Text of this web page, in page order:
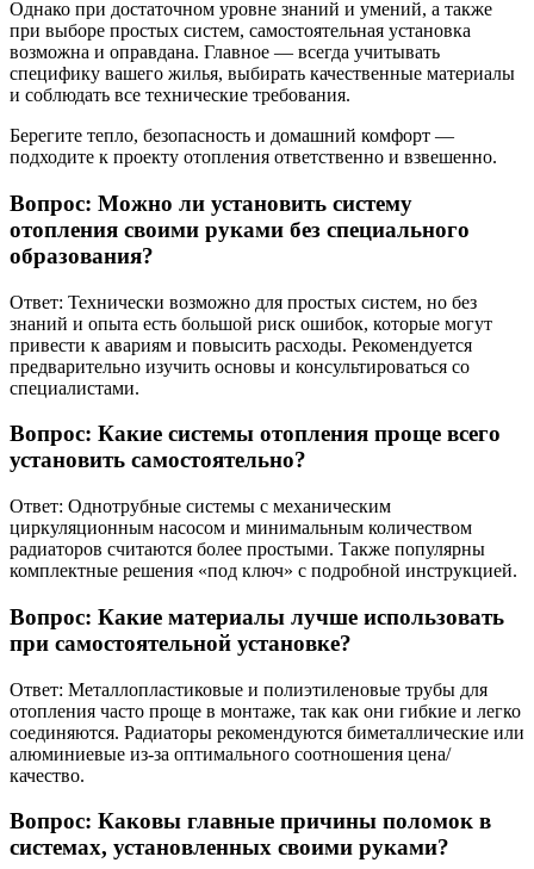
Однако при достаточном уровне знаний и умений, а также
при выборе простых систем, самостоятельная установка
возможна и оправдана. Главное — всегда учитывать
специфику вашего жилья, выбирать качественные материалы
и соблюдать все технические требования.
Берегите тепло, безопасность и домашний комфорт —
подходите к проекту отопления ответственно и взвешенно.
Вопрос: Можно ли установить систему
отопления своими руками без специального
образования?
Ответ: Технически возможно для простых систем, но без
знаний и опыта есть большой риск ошибок, которые могут
привести к авариям и повысить расходы. Рекомендуется
предварительно изучить основы и консультироваться со
специалистами.
Вопрос: Какие системы отопления проще всего
установить самостоятельно?
Ответ: Однотрубные системы с механическим
циркуляционным насосом и минимальным количеством
радиаторов считаются более простыми. Также популярны
комплектные решения «под ключ» с подробной инструкцией.
Вопрос: Какие материалы лучше использовать
при самостоятельной установке?
Ответ: Металлопластиковые и полиэтиленовые трубы для
отопления часто проще в монтаже, так как они гибкие и легко
соединяются. Радиаторы рекомендуются биметаллические или
алюминиевые из-за оптимального соотношения цена/
качество.
Вопрос: Каковы главные причины поломок в
системах, установленных своими руками?